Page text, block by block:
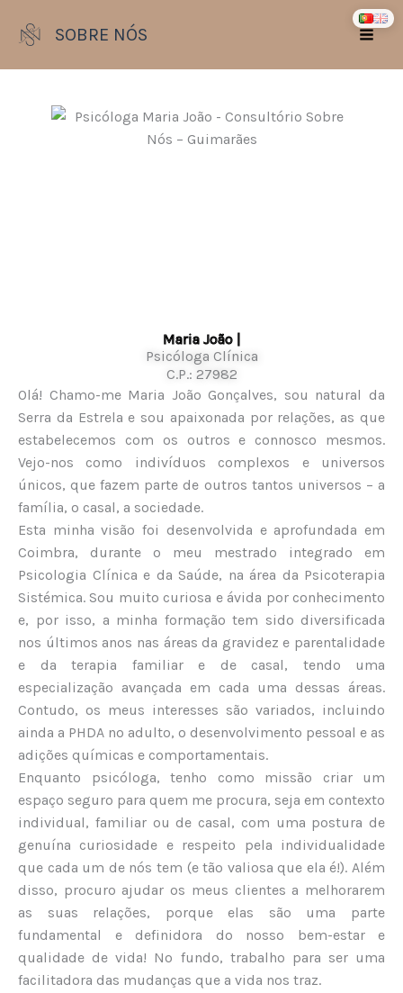
SOBRE NÓS
Maria João |
Psicóloga Clínica
C.P.: 27982
Olá! Chamo-me Maria João Gonçalves, sou natural da
Serra da Estrela e sou apaixonada por relações, as que
estabelecemos com os outros e connosco mesmos.
Vejo-nos como indivíduos complexos e universos
únicos, que fazem parte de outros tantos universos – a
família, o casal, a sociedade.
Esta minha visão foi desenvolvida e aprofundada em
Coimbra, durante o meu mestrado integrado em
Psicologia Clínica e da Saúde, na área da Psicoterapia
Sistémica. Sou muito curiosa e ávida por conhecimento
e, por isso, a minha formação tem sido diversificada
nos últimos anos nas áreas da gravidez e parentalidade
e da terapia familiar e de casal, tendo uma
especialização avançada em cada uma dessas áreas.
Contudo, os meus interesses são variados, incluindo
ainda a PHDA no adulto, o desenvolvimento pessoal e as
adições químicas e comportamentais.
Enquanto psicóloga, tenho como missão criar um
espaço seguro para quem me procura, seja em contexto
individual, familiar ou de casal, com uma postura de
genuína curiosidade e respeito pela individualidade
que cada um de nós tem (e tão valiosa que ela é!). Além
disso, procuro ajudar os meus clientes a melhorarem
as suas relações, porque elas são uma parte
fundamental e definidora do nosso bem-estar e
qualidade de vida! No fundo, trabalho para ser uma
facilitadora das mudanças que a vida nos traz.